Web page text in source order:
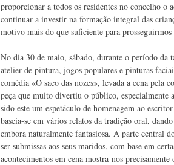
proporcionar a todos os residentes no concelho o
continuar a investir na formação integral das
motivo mais do que suficiente para
No dia 30 de maio, sábado, durante o período da
atelier de pintura, jogos populares e pinturas
comédia «O saco das nozes», levada a cena
peça que muito divertiu o público, especialmente
sido este um espetáculo de homenagem ao
baseia-se em vários relatos da tradição oral,
embora naturalmente fantasiosa. A parte central
ser submissas aos seus maridos, com base em
acontecimentos em cena mostra-nos